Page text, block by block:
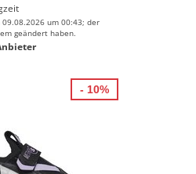
um 00:43; der
geändert haben.
- 10%